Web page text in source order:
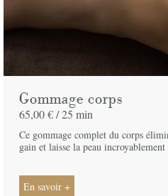
Gommage corps
65,00 € /25 min
Ce gommage complet du corps
gain et laisse la peau incroyablement
En savoir +